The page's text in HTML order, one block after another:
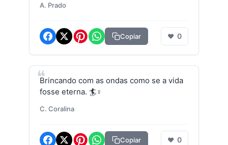
A. Prado
Copiar ❤ 0
Brincando com as ondas como se a vida
fosse eterna. 🏄♀️
C. Coralina
Copiar ❤ 0